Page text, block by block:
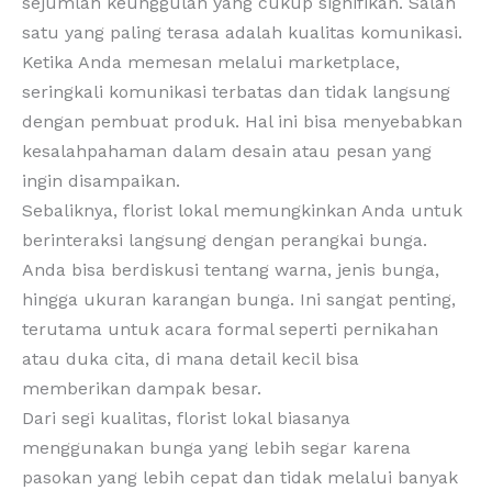
satu yang paling terasa adalah kualitas komunikasi.
Ketika Anda memesan melalui marketplace,
seringkali komunikasi terbatas dan tidak langsung
dengan pembuat produk. Hal ini bisa menyebabkan
kesalahpahaman dalam desain atau pesan yang
ingin disampaikan.
Sebaliknya, florist lokal memungkinkan Anda untuk
berinteraksi langsung dengan perangkai bunga.
Anda bisa berdiskusi tentang warna, jenis bunga,
hingga ukuran karangan bunga. Ini sangat penting,
terutama untuk acara formal seperti pernikahan
atau duka cita, di mana detail kecil bisa
memberikan dampak besar.
Dari segi kualitas, florist lokal biasanya
menggunakan bunga yang lebih segar karena
pasokan yang lebih cepat dan tidak melalui banyak